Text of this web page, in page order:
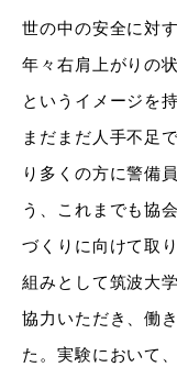
世の中の安全に対
年々右肩上がりの
というイメージを
まだまだ人手不足
り多くの方に警備
う、これまでも協
づくりに向けて取
組みとして筑波大
協力いただき、働
た。実験において